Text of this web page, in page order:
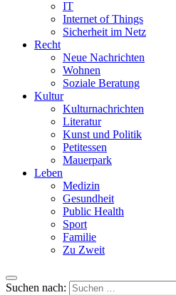
IT
Internet of Things
Sicherheit im Netz
Recht
Neue Nachrichten
Wohnen
Soziale Beratung
Kultur
Kulturnachrichten
Literatur
Kunst und Politik
Petitessen
Mauerpark
Leben
Medizin
Gesundheit
Public Health
Sport
Familie
Zu Zweit
Suchen nach: